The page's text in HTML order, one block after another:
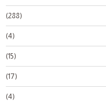
(288)
(4)
(15)
(17)
(4)